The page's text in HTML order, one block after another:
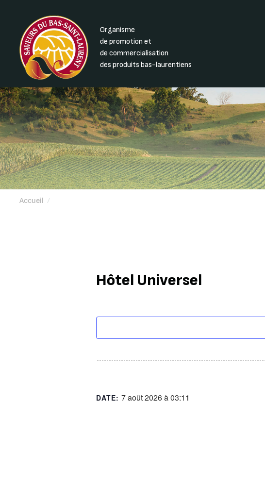
Organisme
de promotion et
de commercialisation
des produits bas-laurentiens
Accueil /
Hôtel Universel
DATE:7 août 2026 à 03:11